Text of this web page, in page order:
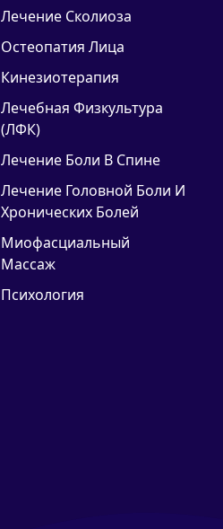
Лечение Сколиоза
Остеопатия Лица
Кинезиотерапия
Лечебная Физкультура
(ЛФК)
Лечение Боли В Спине
Лечение Головной Боли И
Хронических Болей
Миофасциальный
Массаж
Психология